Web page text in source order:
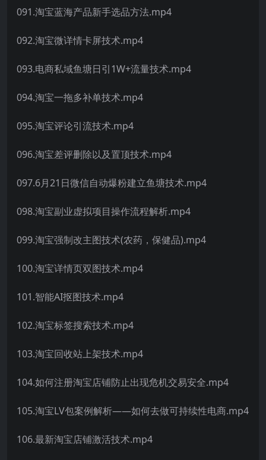
091.淘宝蓝海产品新手选品方法.mp4
092.淘宝微详情卡屏技术.mp4
093.电商私域鱼塘日引1W+流量技术.mp4
094.淘宝一拖多补单技术.mp4
095.淘宝评论引流技术.mp4
096.淘宝差评删除以及置顶技术.mp4
097.6月21日微信自动爆粉建立鱼塘技术.mp4
098.淘宝副业虚拟项目操作流程解析.mp4
099.淘宝强制改主图技术(农药，保健品).mp4
100.淘宝详情页双图技术.mp4
101.智能AI抠图技术.mp4
102.淘宝标签搜索技术.mp4
103.淘宝回收站上架技术.mp4
104.如何注册淘宝店铺防止出现危机交易安全.mp4
105.淘宝LV包案例解析——如何去做可持续性电商.mp4
106.最新淘宝店铺激活技术.mp4